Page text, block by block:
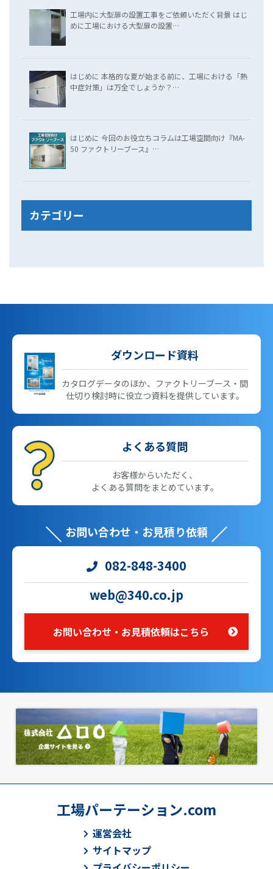
工場内に大型扉の設置工事をご依頼いただく背景 はじ
めに工場における大型扉の設置…
はじめに 本格的な夏が始まる前に、工場における「熱
中症対策」は万全でしょうか？…
はじめに 今回のお役立ちコラムは工場空間向け『MA-
50 ファクトリーブース』…
カテゴリー
ダウンロード資料
カタログデータのほか、ファクトリーブース・間
仕切り検討時に役立つ資料を提供しています。
よくある質問
お客様からいただく、
よくある質問をまとめています。
お問い合わせ・お見積り依頼
082-848-3400
web@340.co.jp
お問い合わせ・お見積依頼はこちら
工場パーテーション.com
運営会社
サイトマップ